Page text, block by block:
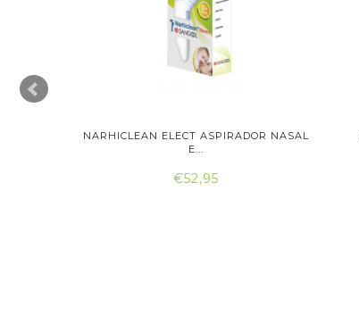
NARHICLEAN ELECT ASPIRADOR NASAL
E...
€52,95